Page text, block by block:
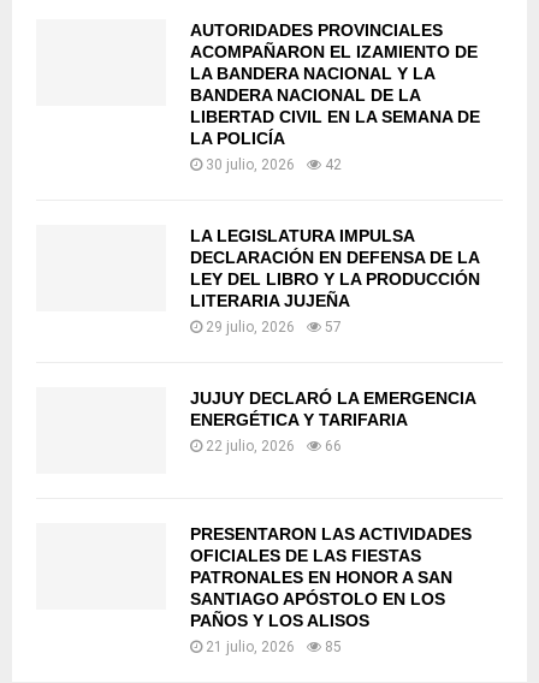
AUTORIDADES PROVINCIALES
ACOMPAÑARON EL IZAMIENTO DE
LA BANDERA NACIONAL Y LA
BANDERA NACIONAL DE LA
LIBERTAD CIVIL EN LA SEMANA DE
LA POLICÍA
30 julio, 2026 42
LA LEGISLATURA IMPULSA
DECLARACIÓN EN DEFENSA DE LA
LEY DEL LIBRO Y LA PRODUCCIÓN
LITERARIA JUJEÑA
29 julio, 2026 57
JUJUY DECLARÓ LA EMERGENCIA
ENERGÉTICA Y TARIFARIA
22 julio, 2026 66
PRESENTARON LAS ACTIVIDADES
OFICIALES DE LAS FIESTAS
PATRONALES EN HONOR A SAN
SANTIAGO APÓSTOLO EN LOS
PAÑOS Y LOS ALISOS
21 julio, 2026 85